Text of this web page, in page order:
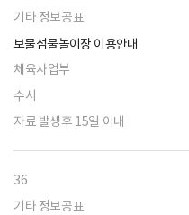
기타 정보공표
보물섬물놀이장 이용안내
체육사업부
수시
자료 발생후 15일 이내
36
기타 정보공표